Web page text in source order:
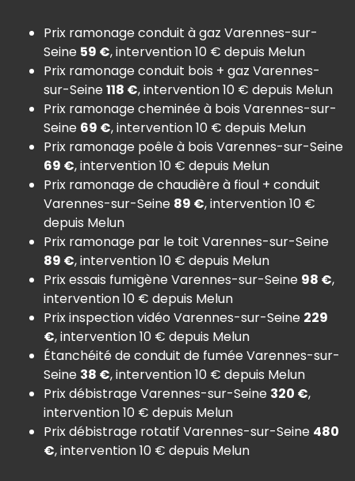
Prix ramonage conduit à gaz Varennes-sur-
Seine 59 €, intervention 10 € depuis Melun
Prix ramonage conduit bois + gaz Varennes-
sur-Seine118 €, intervention 10 € depuis Melun
Prix ramonage cheminée à bois Varennes-sur-
Seine 69 €, intervention 10 € depuis Melun
Prix ramonage poêle à bois Varennes-sur-Seine
69 €, intervention 10 € depuis Melun
Prix ramonage de chaudière à fioul + conduit
Varennes-sur-Seine 89 €, intervention 10 €
depuis Melun
Prix ramonage par le toit Varennes-sur-Seine
89 €, intervention 10 € depuis Melun
Prix essais fumigène Varennes-sur-Seine 98 €,
intervention 10 € depuis Melun
Prix inspection vidéo Varennes-sur-Seine 229
€, intervention 10 € depuis Melun
Étanchéité de conduit de fumée Varennes-sur-
Seine 38 €, intervention 10 € depuis Melun
Prix débistrage Varennes-sur-Seine 320 €,
intervention 10 € depuis Melun
Prix débistrage rotatif Varennes-sur-Seine 480
€, intervention 10 € depuis Melun